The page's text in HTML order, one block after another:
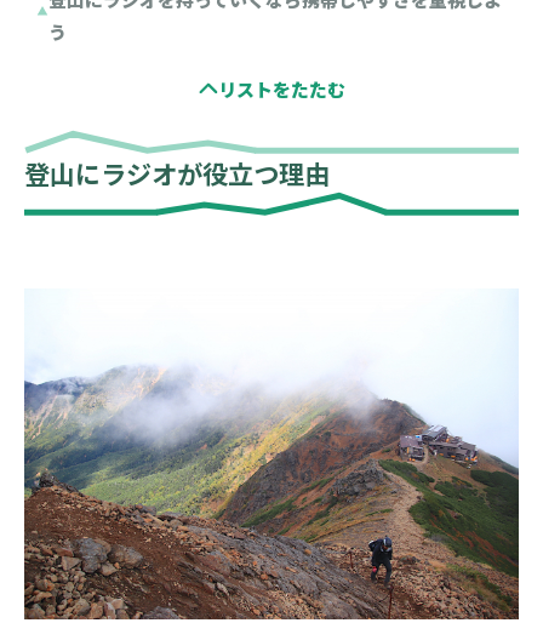
う
登山にラジオが役立つ理由